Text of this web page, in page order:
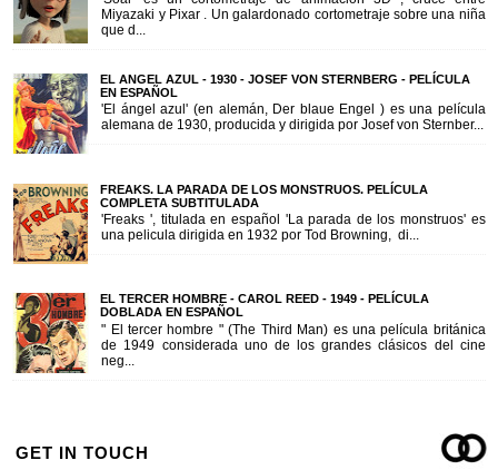
Miyazaki y Pixar . Un galardonado cortometraje sobre una niña
que d...
EL ANGEL AZUL - 1930 - JOSEF VON STERNBERG - PELÍCULA
EN ESPAÑOL
'El ángel azul' (en alemán, Der blaue Engel ) es una película
alemana de 1930, producida y dirigida por Josef von Sternber...
FREAKS. LA PARADA DE LOS MONSTRUOS. PELÍCULA
COMPLETA SUBTITULADA
'Freaks ', titulada en español 'La parada de los monstruos' es
una pelicula dirigida en 1932 por Tod Browning, di...
EL TERCER HOMBRE - CAROL REED - 1949 - PELÍCULA
DOBLADA EN ESPAÑOL
" El tercer hombre " (The Third Man) es una película británica
de 1949 considerada uno de los grandes clásicos del cine
neg...
GET IN TOUCH